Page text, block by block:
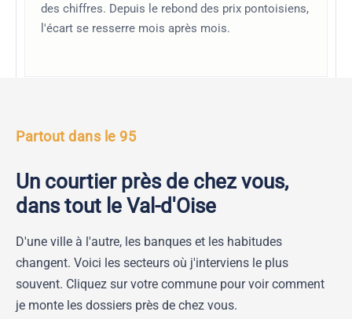
des chiffres. Depuis le rebond des prix pontoisiens,
l'écart se resserre mois après mois.
Partout dans le 95
Un courtier près de chez vous,
dans tout le Val-d'Oise
D'une ville à l'autre, les banques et les habitudes
changent. Voici les secteurs où j'interviens le plus
souvent. Cliquez sur votre commune pour voir comment
je monte les dossiers près de chez vous.